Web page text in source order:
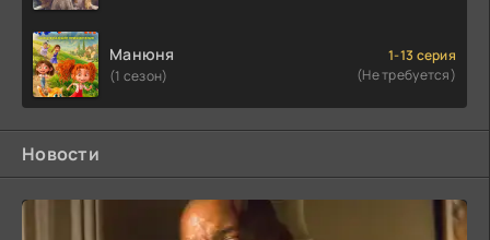
Манюня
(1 сезон)
1-13 серия
(Не требуется)
Новости